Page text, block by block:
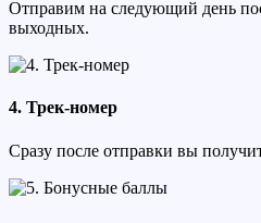
Отправим на следующий день
выходных.
4. Трек-номер
Сразу после отправки вы